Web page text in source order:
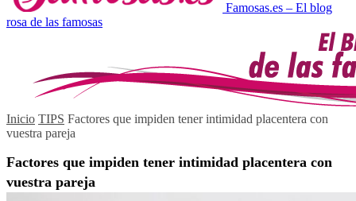
Famosas.es – El blog
rosa de las famosas
Inicio TIPS Factores que impiden tener intimidad placentera con
vuestra pareja
Factores que impiden tener intimidad placentera con
vuestra pareja